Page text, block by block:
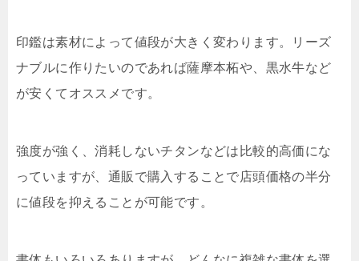
印鑑は素材によって値段が大きく変わります。リーズ
ナブルに作りたいのであれば薩摩本柘や、黒水牛など
が安くてオススメです。
強度が強く、消耗しないチタンなどは比較的高価にな
っていますが、通販で購入することで店頭価格の半分
に値段を抑えることが可能です。